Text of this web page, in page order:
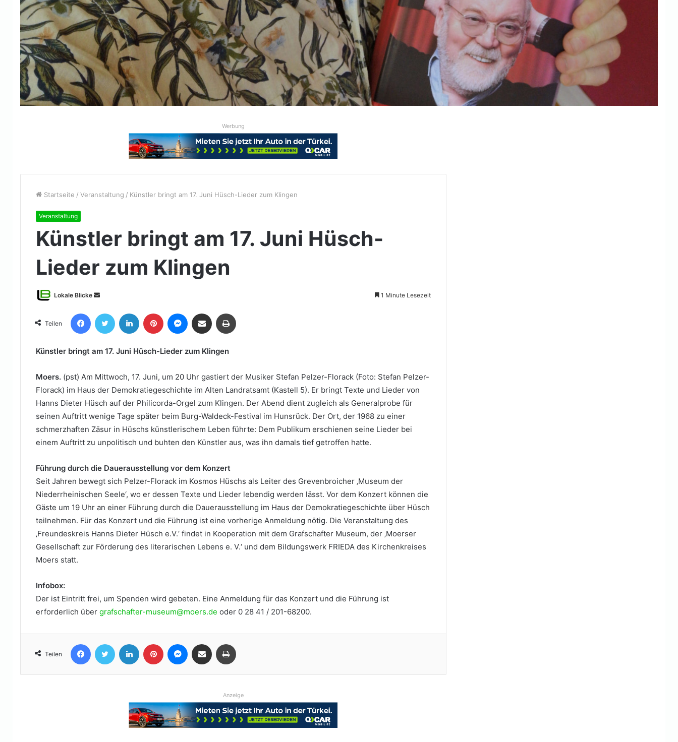
Werbung
Startseite / Veranstaltung / Künstler bringt am 17. Juni Hüsch-Lieder zum Klingen
Veranstaltung
Künstler bringt am 17. Juni Hüsch-
Lieder zum Klingen
Lokale Blicke
Sende
eine
E-
1 Minute Lesezeit
Teilen
FacebookTwitter LinkedIn Pinterest Messenger
Teile per E-Mail
Künstler bringt am 17. Juni Hüsch-Lieder zum Klingen
Moers. (pst) Am Mittwoch, 17. Juni, um 20 Uhr gastiert der Musiker Stefan Pelzer-Florack (Foto: Stefan Pelzer-
Florack) im Haus der Demokratiegeschichte im Alten Landratsamt (Kastell 5). Er bringt Texte und Lieder von
Hanns Dieter Hüsch auf der Philicorda-Orgel zum Klingen. Der Abend dient zugleich als Generalprobe für
seinen Auftritt wenige Tage später beim Burg-Waldeck-Festival im Hunsrück. Der Ort, der 1968 zu einer
schmerzhaften Zäsur in Hüschs künstlerischem Leben führte: Dem Publikum erschienen seine Lieder bei
einem Auftritt zu unpolitisch und buhten den Künstler aus, was ihn damals tief getroffen hatte.
Führung durch die Dauerausstellung vor dem Konzert
Seit Jahren bewegt sich Pelzer-Florack im Kosmos Hüschs als Leiter des Grevenbroicher ‚Museum der
Niederrheinischen Seele‘, wo er dessen Texte und Lieder lebendig werden lässt. Vor dem Konzert können die
Gäste um 19 Uhr an einer Führung durch die Dauerausstellung im Haus der Demokratiegeschichte über Hüsch
teilnehmen. Für das Konzert und die Führung ist eine vorherige Anmeldung nötig. Die Veranstaltung des
‚Freundeskreis Hanns Dieter Hüsch e.V.‘ findet in Kooperation mit dem Grafschafter Museum, der ‚Moerser
Gesellschaft zur Förderung des literarischen Lebens e. V.‘ und dem Bildungswerk FRIEDA des Kirchenkreises
Moers statt.
Infobox:
Der ist Eintritt frei, um Spenden wird gebeten. Eine Anmeldung für das Konzert und die Führung ist
erforderlich über grafschafter-museum@moers.de oder 0 28 41 / 201-68200.
Teilen
FacebookTwitter LinkedIn Pinterest Messenger
Teile per E-Mail
Anzeige